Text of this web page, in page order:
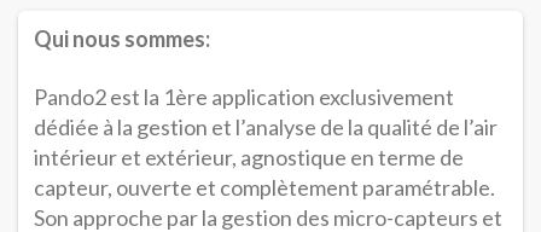
Qui nous sommes:
Pando2 est la 1ère application exclusivement
dédiée à la gestion et l’analyse de la qualité de l’air
intérieur et extérieur, agnostique en terme de
capteur, ouverte et complètement paramétrable.
Son approche par la gestion des micro-capteurs et